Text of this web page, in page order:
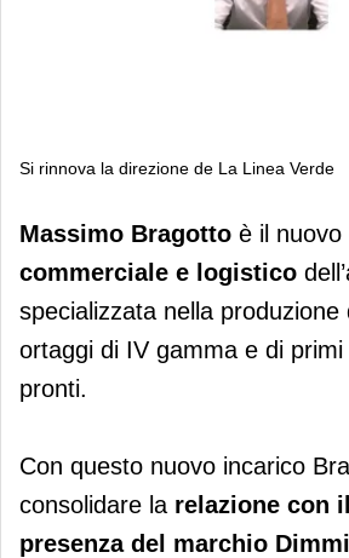
Si rinnova la direzione de La Linea Verde
Si rinnova la direzione de
Verde
Massimo Bragotto è il nuovo
commerciale e logistico
specializzata nella produzione
ortaggi di IV gamma e di
pronti.
Con questo nuovo incarico
consolidare la relazione con
presenza del marchio